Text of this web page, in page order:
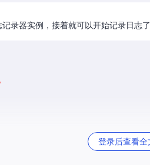
录器实例，接着就可以开始记录日志了
"./logs/log.txt")
登录后查看全